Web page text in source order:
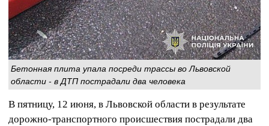
Бетонная плита упала посреди трассы во Львовской
области - в ДТП пострадали два человека
В пятницу, 12 июня, в Львовской области в результате
дорожно-транспортного происшествия пострадали два